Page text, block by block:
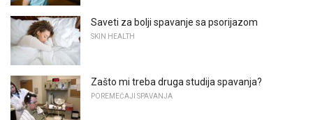
Saveti za bolji spavanje sa psorijazom
SKIN HEALTH
Zašto mi treba druga studija spavanja?
POREMEĆAJI SPAVANJA